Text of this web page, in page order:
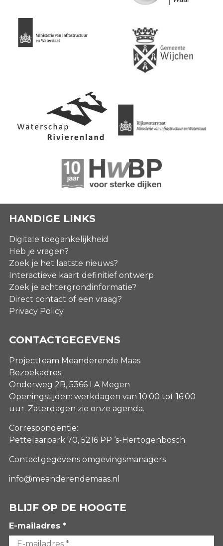
HANDIGE LINKS
Digitale toegankelijkheid
Heb je vragen?
Zoek je het laatste nieuws?
Interactieve kaart definitief ontwerp
Zoek je achtergrondinformatie?
Direct contact of een vraag?
Privacy Policy
CONTACTGEGEVENS
Projectteam Meanderende Maas
Bezoekadres:
Onderweg 2B, 5366 LA Megen
Openingstijden: werkdagen van 10:00 tot 16:00
uur. Zaterdagen zie onze agenda.
Correspondentie:
Pettelaarpark 70, 5216 PP ‘s-Hertogenbosch
Contactgegevens omgevingsmanagers
info@meanderendemaas.nl
BLIJF OP DE HOOGTE
E-mailadres *